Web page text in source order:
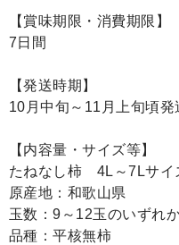
【賞味期限・消費期限】
7日間
【発送時期】
10月中旬～11月上旬頃発
【内容量・サイズ等】
たねなし柿 4L～7Lサ
原産地：和歌山県
玉数：9～12玉のいずれ
品種：平核無柿